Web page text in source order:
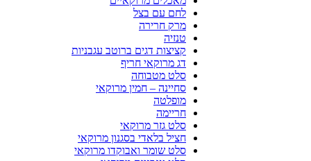
לחם עם בצל
מרק חרירה
טנזיה
קציצות דגים ברוטב עגבניות
דג מרוקאי חריף
סלט מטבוחה
סחיינה – חמין מרוקאי
מופלטה
חריימה
סלט גזר מרוקאי
חציל בלאדי בסגנון מרוקאי
סלט שומר ואבוקדו מרוקאי